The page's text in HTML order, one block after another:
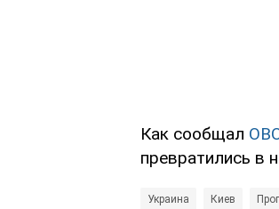
Как сообщал
превратились в
Украина Киев